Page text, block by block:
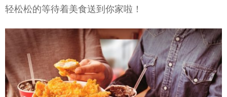
轻松松的等待着美食送到你家啦！